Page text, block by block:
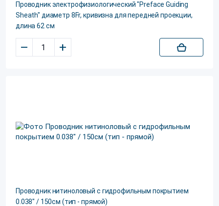
Проводник электрофизиологический "Preface Guiding
Sheath" диаметр 8Fr, кривизна для передней проекции,
длина 62 см
– +
Проводник нитиноловый с гидрофильным покрытием
0.038" / 150см (тип - прямой)